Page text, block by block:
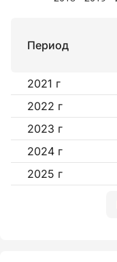
Период
2021 г
2022 г
2023 г
2024 г
2025 г